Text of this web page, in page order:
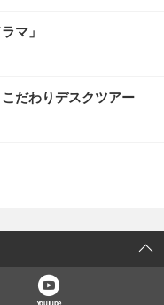
マ」
だわりデスクツアー
YouTube